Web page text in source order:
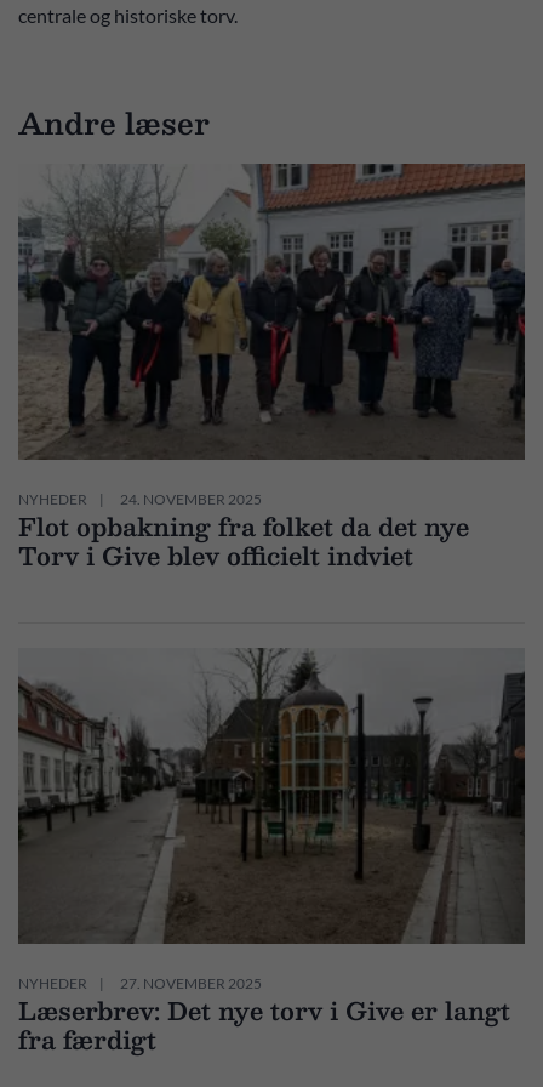
centrale og historiske torv.
Andre læser
NYHEDER 24. NOVEMBER 2025
Flot opbakning fra folket da det nye
Torv i Give blev officielt indviet
NYHEDER 27. NOVEMBER 2025
Læserbrev: Det nye torv i Give er langt
fra færdigt